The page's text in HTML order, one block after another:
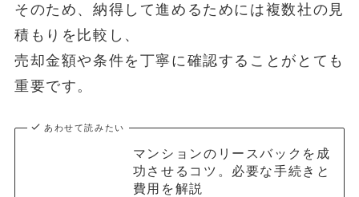
そのため、納得して進めるためには複数社の見
積もりを比較し、
売却金額や条件を丁寧に確認することがとても
重要です。
あわせて読みたい
マンションのリースバックを成
功させるコツ。必要な手続きと
費用を解説